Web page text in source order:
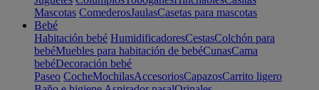
Mascotas ComederosJaulasCasetas para mascotas
Bebé
Habitación bebé HumidificadoresCestasColchón para
bebéMuebles para habitación de bebéCunasCama
bebéDecoración bebé
Paseo CocheMochilasAccesoriosCapazosCarrito ligero